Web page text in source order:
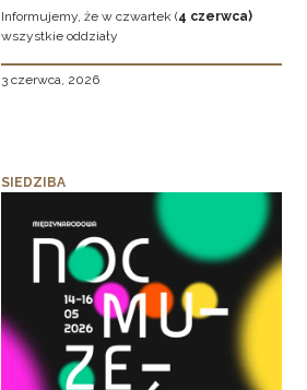
Informujemy, że w czwartek (4 czerwca)
wszystkie oddziały
3 czerwca, 2026
SIEDZIBA